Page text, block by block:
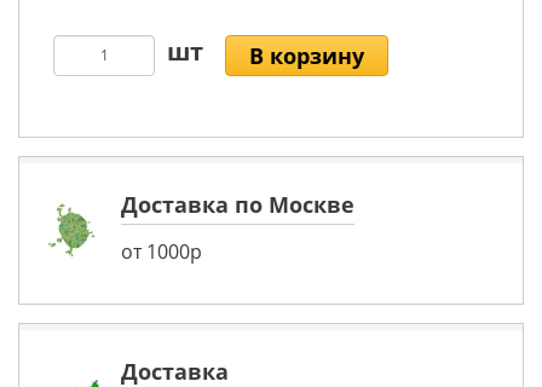
В корзину
Доставка по Москве
от 1000р
Доставка